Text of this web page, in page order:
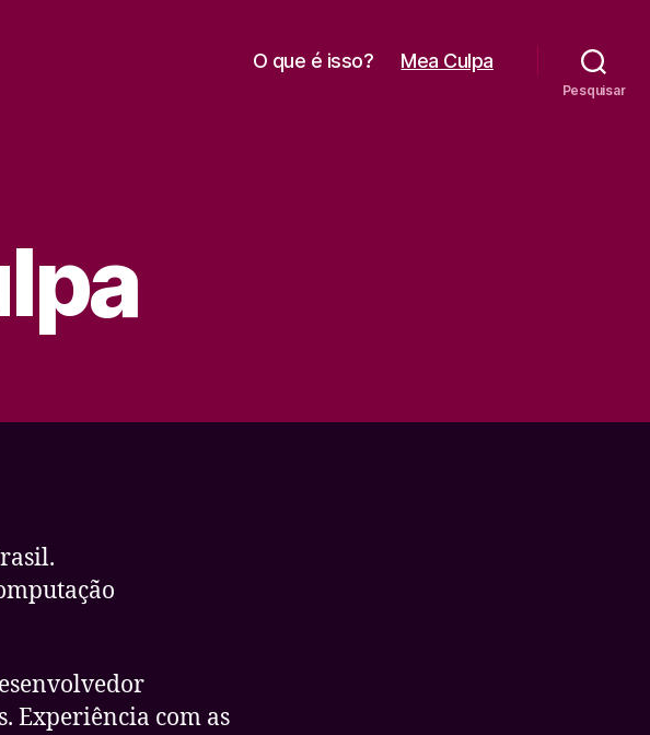
O que é isso? Mea Culpa
Pesquisar
Experiência com as